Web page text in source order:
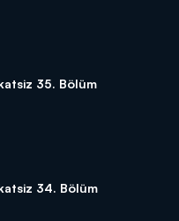
35. Bölüm
34. Bölüm